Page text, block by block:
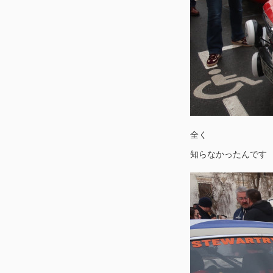
全く
知らなかったんです